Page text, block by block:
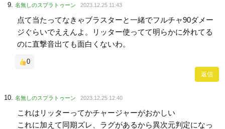
名無しのスプラトゥーン 2023.12.25 11:43
点て当たってなきゃブラスターと一緒でフルチャ90ダメー
ジぐらいでええんよ。リッター使ってて明らかに外れてる
のに直撃音出ても面白くないわ。
0
返信
名無しのスプラトゥーン 2023.12.25 12:40
これはリッターってかチャージャーがおかしい
これに加えて同期ズレ、ラグがあるから異次元判定になっ